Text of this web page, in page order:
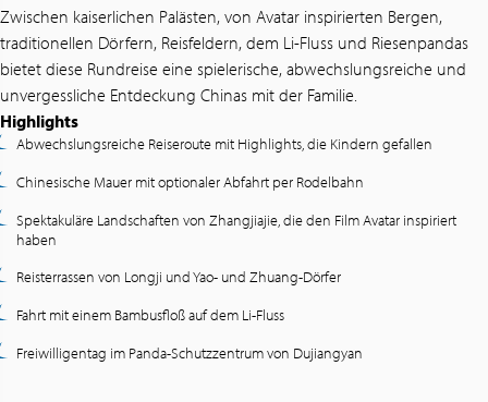
Zwischen kaiserlichen Palästen, von Avatar inspirierten Bergen,
traditionellen Dörfern, Reisfeldern, dem Li-Fluss und Riesenpandas
bietet diese Rundreise eine spielerische, abwechslungsreiche und
unvergessliche Entdeckung Chinas mit der Familie.
Highlights
Abwechslungsreiche Reiseroute mit Highlights, die Kindern gefallen
Chinesische Mauer mit optionaler Abfahrt per Rodelbahn
Spektakuläre Landschaften von Zhangjiajie, die den Film Avatar inspiriert
haben
Reisterrassen von Longji und Yao- und Zhuang-Dörfer
Fahrt mit einem Bambusfloß auf dem Li-Fluss
Freiwilligentag im Panda-Schutzzentrum von Dujiangyan